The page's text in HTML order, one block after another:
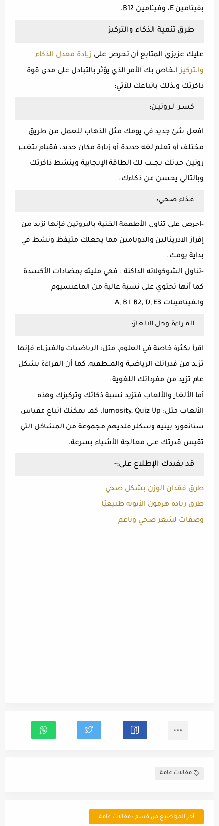
بفيتامين E، وفيتامين B12.
طرق تنمية الذكاء والتركيز
عليك عزيزي المتابع أن تحرص على زيادة معدل الذكاء
والتركيزالخاص بك الأمر الذي يؤثر بالتبادل على مدى قوة
ذاكرتك ولذلك باتباعك للآتي:
كسـر الـروتيـن:
افعل شئ جديد في يومك مثل الذهاب للعمل من طريق
مختلف أو تعلم لغه جديدة أو زيارة مكان جديد، فقيام بتغيير
روتين حياتك يجلب لك الطاقة الإيجابية وينشط ذاكرتك
وبالتالي يحسن من ذكاءك.
غـذاء صحـي:
-احرص على تناول الأطعمة الغنية بالبروتين فإنها تزيد من
إفراز الادرينالين والدوبامين مما يجعلك متيقظ ونشط في
بداية يومك.
-تناول الشوكولاته الداكنة : فهي مليئه بمضادات الأكسدة
كما أنها تحتوي على نسبة عالية من الماغنسيوم
والفيتامينات A, B1, B2, D, E3
القـراءة وحل الالغاز:
اقرأ بكثرة خاصة في العلوم، مثل: الرياضيات والفيزياء فإنها
تزيد من قدراتك الرياضية والمنطقيه، كما أن القراءة بشكل
عام تزيد من مفرداتك اللغوية.
أما الألغاز والألعاب فتزيد نسبة ذكائك وتركيزك وهذه
الألعاب مثل: lumosity, Quiz Up، كما يمكنك اتباع مقياس
ستانفورد بينيه وسكلر فلديهم مجموعة من المشاكل التي
تقيس قدرتك على معالجة الأشياء بسرعة.
قد يفيدك الإطلاع على:-
طرق فقدان الوزن بشكل صحي
طرق زيادة هرمون الأنوثة طبيعيًا
وصفات لشعر صحي وناعم
مقالات عامة
أخر المواضيع من قسم : مقالات عامة